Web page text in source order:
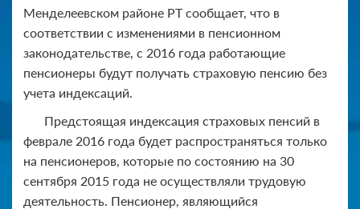
Менделеевском районе РТ сообщает, что в
соответствии с изменениями в пенсионном
законодательстве, с 2016 года работающие
пенсионеры будут получать страховую пенсию без
учета индексаций.
Предстоящая индексация страховых пенсий в
феврале 2016 года будет распространяться только
на пенсионеров, которые по состоянию на 30
сентября 2015 года не осуществляли трудовую
деятельность. Пенсионер, являющийся